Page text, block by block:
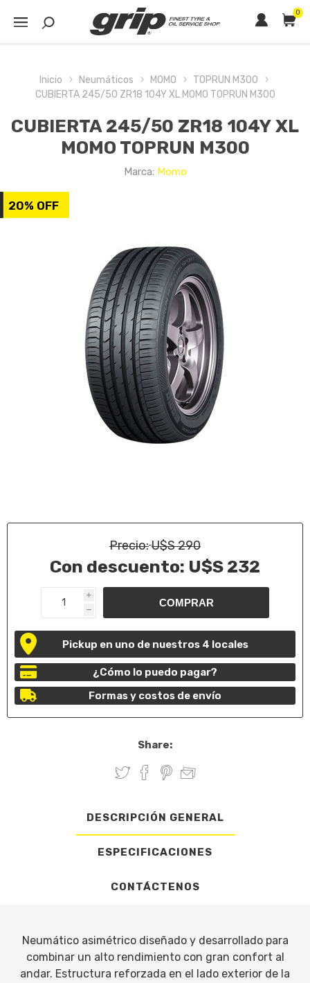
0
Inicio Neumáticos MOMO
TOPRUN M300
CUBIERTA 245/50 ZR18 104Y XL MOMO TOPRUN M300
CUBIERTA 245/50 ZR18 104Y XL
MOMO TOPRUN M300
Marca: Momo
20% OFF
Precio:U$S 290
Con descuento: U$S 232
i
h
Pickup en uno de nuestros 4 locales
¿Cómo lo puedo pagar?
Formas y costos de envío
Share:
DESCRIPCIÓN GENERAL
ESPECIFICACIONES
CONTÁCTENOS
Neumático asimétrico diseñado y desarrollado para
combinar un alto rendimiento con gran confort al
andar. Estructura reforzada en el lado exterior de la